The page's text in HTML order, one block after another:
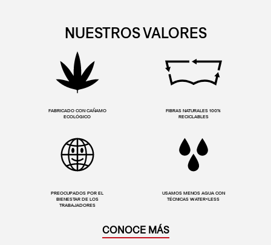
NUESTROS VALORES
FABRICADO CON CAÑAMO
ECOLÓGICO
FIBRAS NATURALES 100%
RECICLABLES
PREOCUPADOS POR EL
BIENESTAR DE LOS
TRABAJADORES
USAMOS MENOS AGUA CON
TÉCNICAS WATER<LESS
CONOCE MÁS